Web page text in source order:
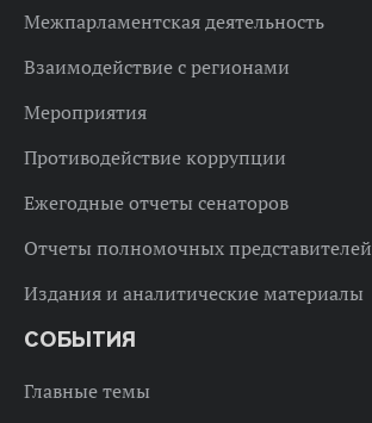
Межпарламентская деятельность
Взаимодействие с регионами
Мероприятия
Противодействие коррупции
Ежегодные отчеты сенаторов
Отчеты полномочных представителей
Издания и аналитические материалы
СОБЫТИЯ
Главные темы